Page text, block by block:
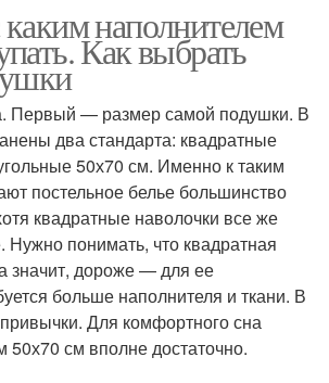
подушки
для
Подушки для сна
наполнителем
Как выбрать
Первый — размер самой подушки. В
два стандарта: квадратные
50х70 см. Именно к таким
постельное белье большинство
квадратные наволочки все же
Нужно понимать, что квадратная
значит, дороже — для ее
больше наполнителя и ткани. В
Для комфортного сна
см вполне достаточно.